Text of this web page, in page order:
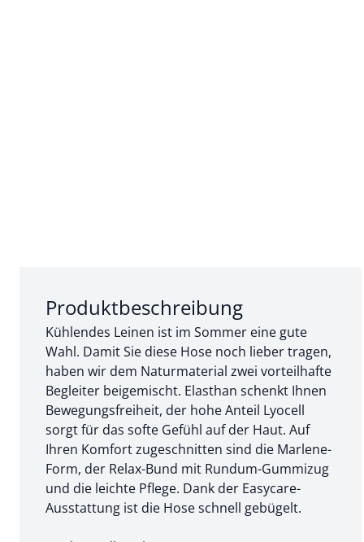
Abschnitt 1 von 3:
Produktbeschreibung
Kühlendes Leinen ist im Sommer eine gute
Wahl. Damit Sie diese Hose noch lieber tragen,
haben wir dem Naturmaterial zwei vorteilhafte
Begleiter beigemischt. Elasthan schenkt Ihnen
Bewegungsfreiheit, der hohe Anteil Lyocell
sorgt für das softe Gefühl auf der Haut. Auf
Ihren Komfort zugeschnitten sind die Marlene-
Form, der Relax-Bund mit Rundum-Gummizug
und die leichte Pflege. Dank der Easycare-
Ausstattung ist die Hose schnell gebügelt.